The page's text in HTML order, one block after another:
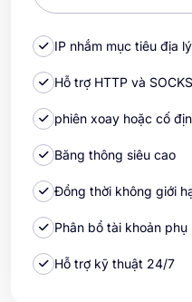
IP nhắm mục tiêu địa
Hỗ trợ HTTP và
phiên xoay hoặc cố
Băng thông siêu cao
Đồng thời không giới
Phân bổ tài khoản phụ
Hỗ trợ kỹ thuật 24/7